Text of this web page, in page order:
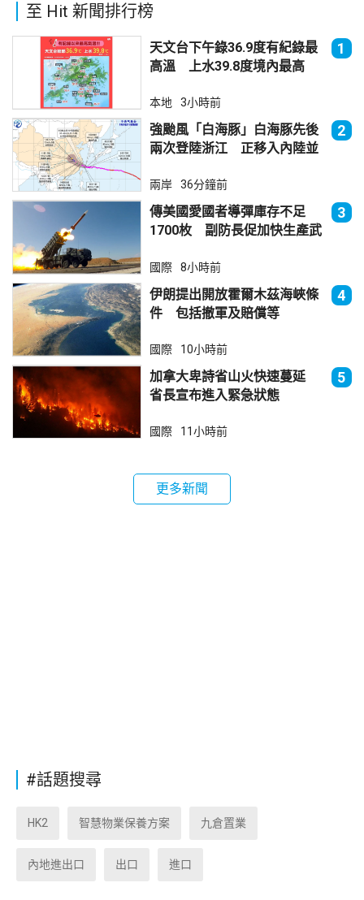
至 Hit 新聞排行榜
天文台下午錄36.9度有紀錄最
高溫 上水39.8度境內最高
1
本地 3小時前
強颱風「白海豚」白海豚先後
兩次登陸浙江 正移入內陸並
2
兩岸 36分鐘前
傳美國愛國者導彈庫存不足
1700枚 副防長促加快生產武
3
國際 8小時前
伊朗提出開放霍爾木茲海峽條
件 包括撤軍及賠償等
4
國際 10小時前
加拿大卑詩省山火快速蔓延
省長宣布進入緊急狀態
5
國際 11小時前
更多新聞
#話題搜尋
HK2 智慧物業保養方案 九倉置業
內地進出口 出口 進口